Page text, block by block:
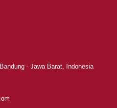
- Jawa Barat, Indonesia